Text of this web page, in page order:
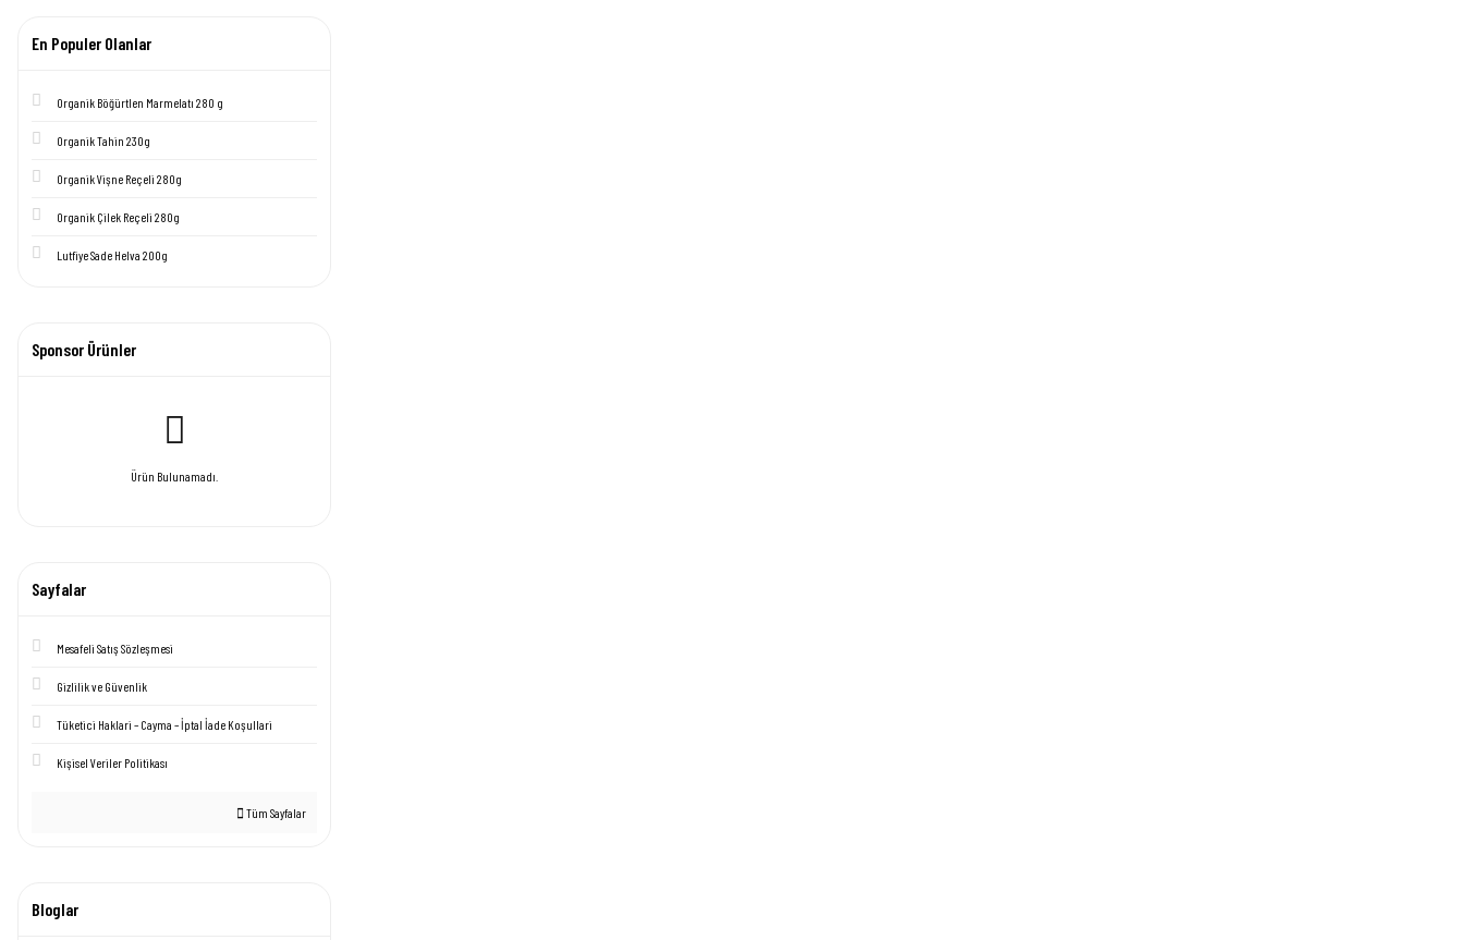
En Populer Olanlar
Organik Böğürtlen Marmelatı 280 g
Organik Tahin 230g
Organik Vişne Reçeli 280g
Organik Çilek Reçeli 280g
Lutfiye Sade Helva 200g
Sponsor Ürünler
Ürün Bulunamadı.
Sayfalar
Mesafeli Satış Sözleşmesi
Gizlilik ve Güvenlik
Tüketici Haklari – Cayma – İptal İade Koşullari
Kişisel Veriler Politikası
Tüm Sayfalar
Bloglar